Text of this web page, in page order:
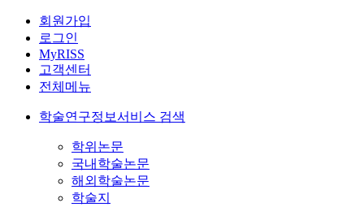
회원가입
로그인
MyRISS
고객센터
전체메뉴
학술연구정보서비스 검색
학위논문
국내학술논문
해외학술논문
학술지